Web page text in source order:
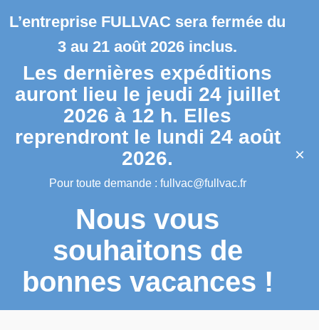
L’entreprise FULLVAC sera fermée du
3 au 21 août 2026 inclus.
Les dernières expéditions
auront lieu le jeudi 24 juillet
2026 à 12 h. Elles
reprendront le lundi 24 août
2026.
Pour toute demande : fullvac@fullvac.fr
Nous vous
souhaitons de
bonnes vacances !
×